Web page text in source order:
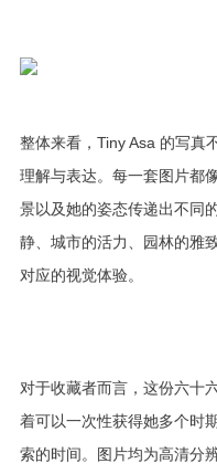
整体来看，Tiny Asa 的写真
理解与表达。每一套图片都
景以及她的姿态传递出不同
静、城市的活力、园林的雅
对应的视觉体验。
对于收藏者而言，这份六十
着可以一次性获得她多个时
索的时间。图片均为高清分